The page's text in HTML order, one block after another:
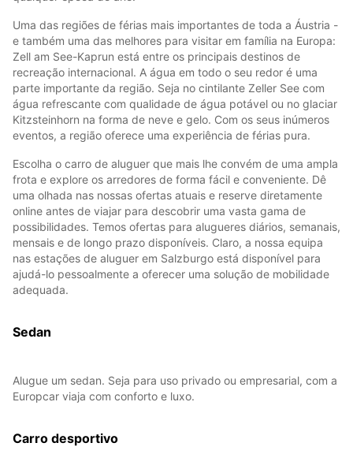
Uma das regiões de férias mais importantes de toda a Áustria -
e também uma das melhores para visitar em família na Europa:
Zell am See-Kaprun está entre os principais destinos de
recreação internacional. A água em todo o seu redor é uma
parte importante da região. Seja no cintilante Zeller See com
água refrescante com qualidade de água potável ou no glaciar
Kitzsteinhorn na forma de neve e gelo. Com os seus inúmeros
eventos, a região oferece uma experiência de férias pura.
Escolha o carro de aluguer que mais lhe convém de uma ampla
frota e explore os arredores de forma fácil e conveniente. Dê
uma olhada nas nossas ofertas atuais e reserve diretamente
online antes de viajar para descobrir uma vasta gama de
possibilidades. Temos ofertas para alugueres diários, semanais,
mensais e de longo prazo disponíveis. Claro, a nossa equipa
nas estações de aluguer em Salzburgo está disponível para
ajudá-lo pessoalmente a oferecer uma solução de mobilidade
adequada.
Sedan
Alugue um sedan. Seja para uso privado ou empresarial, com a
Europcar viaja com conforto e luxo.
Carro desportivo